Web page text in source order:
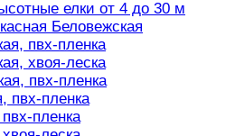
елки от 4 до 30 м
Беловежская
пвх-пленка
хвоя-леска
пвх-пленка
пвх-пленка
пленка